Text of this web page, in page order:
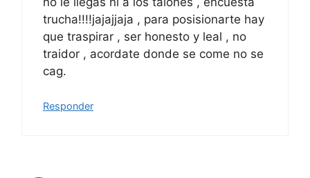
trucha!!!!jajajjaja , para posisionarte hay
que traspirar , ser honesto y leal , no
traidor , acordate donde se come no se
cag.
Responder